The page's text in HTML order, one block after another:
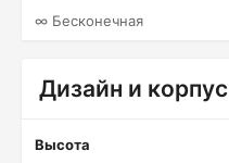
∞ Бесконечная
Дизайн и корпус
Высота